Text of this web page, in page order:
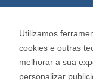
Utilizamos
cookies e outras
melhorar a sua
personalizar
Imobiliária
Rua Os Dezoito